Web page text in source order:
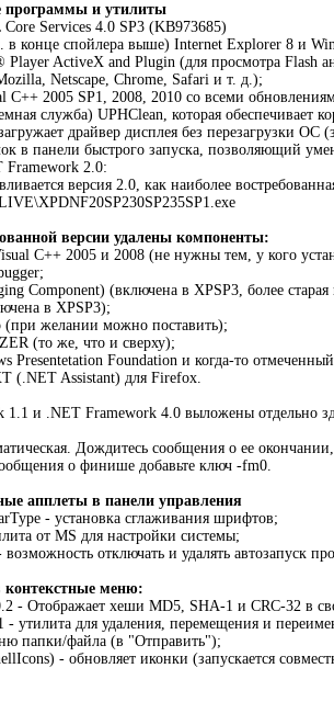
программы и утилиты
Services 4.0 SP3 (KB973685)
в конце спойлера выше) Internet Explorer 8 и
ActiveX and Plugin (для просмотра Flash
Netscape, Chrome, Safari и т. д.);
C++ 2005 SP1, 2008, 2010 со всеми
служба) UPHClean, которая обеспечивает
драйвер дисплея без перезагрузки
в панели быстрого запуска, позволяющий
2.0:
версия 2.0, как наиболее
версии удалены компоненты:
C++ 2005 и 2008 (не нужны тем, у кого
Component) (включена в XPSP3, более
в XPSP3);
(при желании можно поставить);
(то же, что и сверху);
Presentetation Foundation и когда-то
(.NET Assistant) для Firefox.
1.1 и .NET Framework 4.0 выложены отдельно
Дождитесь сообщения о ее
о финише добавьте ключ -fm0.
апплеты в панели управления
- установка сглаживания шрифтов;
от MS для настройки системы;
возможность отключать и удалять автозапуск
контекстные меню:
- Отображает хеши MD5, SHA-1 и CRC-32 в
- утилита для удаления, перемещения и
папки/файла (в "Отправить");
- обновляет иконки (запускается